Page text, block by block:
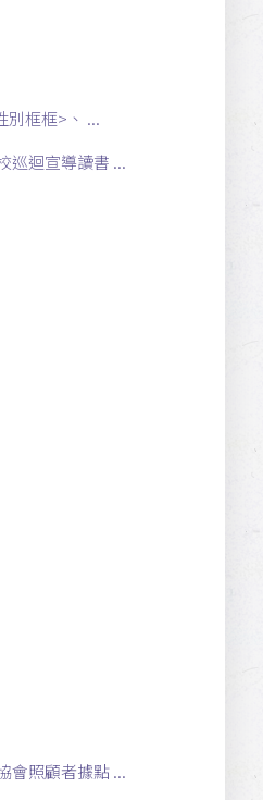
別框框>、 ...
巡迴宣導讀書 ...
會照顧者據點 ...